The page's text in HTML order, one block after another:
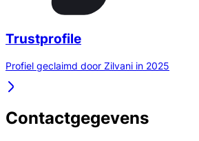
Trustprofile
Profiel geclaimd door Zilvani in 2025
Contactgegevens